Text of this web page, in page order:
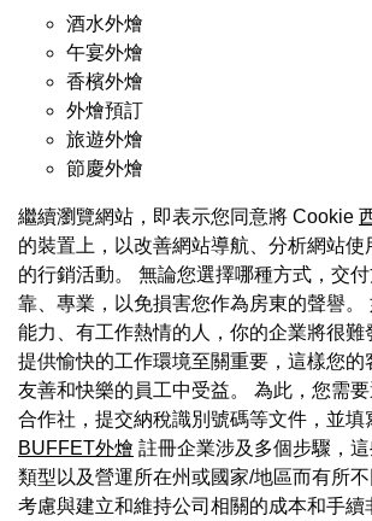
酒水外燴
午宴外燴
香檳外燴
外燴預訂
旅遊外燴
節慶外燴
繼續瀏覽網站，即表示您同意將 Cookie
的裝置上，以改善網站導航、分析網站使
的行銷活動。 無論您選擇哪種方式，交
靠、專業，以免損害您作為房東的聲譽。
能力、有工作熱情的人，你的企業將很難
提供愉快的工作環境至關重要，這樣您的
友善和快樂的員工中受益。 為此，您需
合作社，提交納稅識別號碼等文件，並填
BUFFET外燴 註冊企業涉及多個步驟，
類型以及營運所在州或國家/地區而有所
考慮與建立和維持公司相關的成本和手續